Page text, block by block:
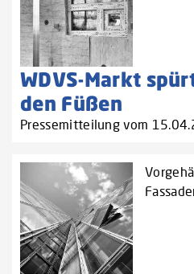
WDVS-Markt
den Füßen
Pressemitteilung vom